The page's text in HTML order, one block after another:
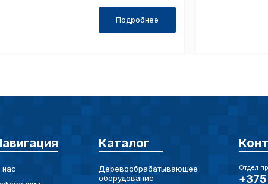
Подробнее
Каталог
Деревообрабатывающее
оборудование
Отдел